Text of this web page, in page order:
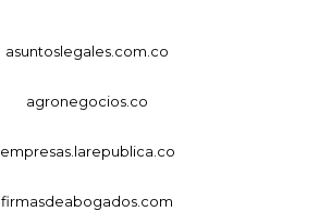
asuntoslegales.com.co
agronegocios.co
empresas.larepublica.co
firmasdeabogados.com